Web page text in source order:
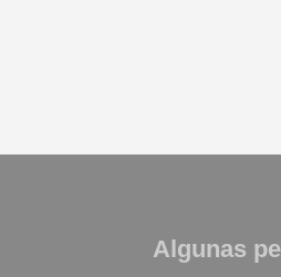
Algunas